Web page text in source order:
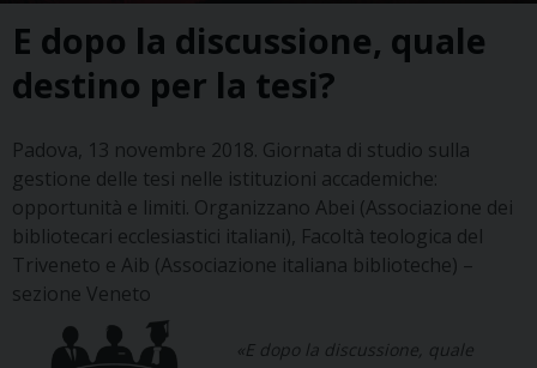
content
E dopo la discussione, quale
destino per la tesi?
Padova, 13 novembre 2018. Giornata di studio sulla
gestione delle tesi nelle istituzioni accademiche:
opportunità e limiti. Organizzano Abei (Associazione dei
bibliotecari ecclesiastici italiani), Facoltà teologica del
Triveneto e Aib (Associazione italiana biblioteche) –
sezione Veneto
«E dopo la discussione, quale